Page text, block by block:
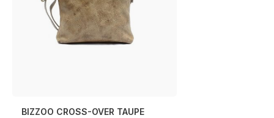
BIZZOO CROSS-OVER TAUPE